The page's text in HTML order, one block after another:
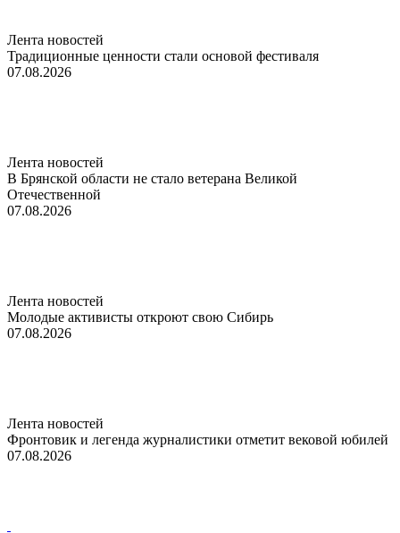
Лента новостей
Традиционные ценности стали основой фестиваля
07.08.2026
Лента новостей
В Брянской области не стало ветерана Великой
Отечественной
07.08.2026
Лента новостей
Молодые активисты откроют свою Сибирь
07.08.2026
Лента новостей
Фронтовик и легенда журналистики отметит вековой юбилей
07.08.2026